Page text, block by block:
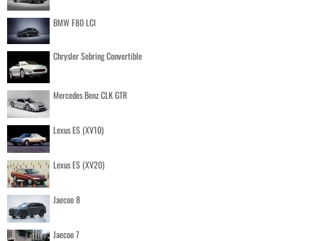
BMW F80 LCI
Chrysler Sebring Convertible
Mercedes Benz CLK GTR
Lexus ES (XV10)
Lexus ES (XV20)
Jaecoo 8
Jaecoo 7